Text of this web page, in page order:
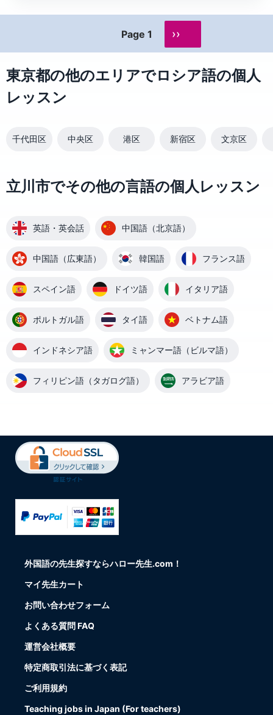
Page 1 ››
東京都の他のエリアでロシア語の個人
レッスン
千代田区 中央区 港区 新宿区 文京区
立川市でその他の言語の個人レッスン
英語・英会話 中国語（北京語）
中国語（広東語） 韓国語 フランス語
スペイン語 ドイツ語 イタリア語
ポルトガル語 タイ語 ベトナム語
インドネシア語 ミャンマー語（ビルマ語）
フィリピン語（タガログ語） アラビア語
外国語の先生探すならハロー先生.com！
マイ先生カート
お問い合わせフォーム
よくある質問 FAQ
運営会社概要
特定商取引法に基づく表記
ご利用規約
Teaching jobs in Japan (For teachers)